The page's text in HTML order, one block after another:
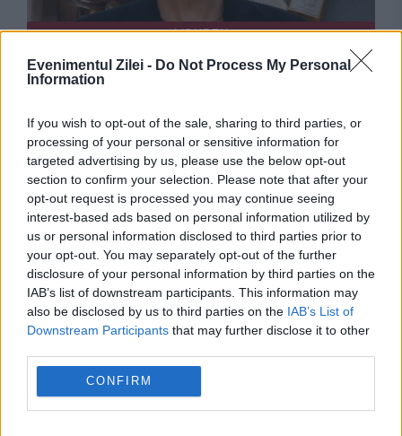
Evenimentul Zilei - Do Not Process My Personal
Information
If you wish to opt-out of the sale, sharing to third parties, or
processing of your personal or sensitive information for
targeted advertising by us, please use the below opt-out
section to confirm your selection. Please note that after your
opt-out request is processed you may continue seeing
interest-based ads based on personal information utilized by
us or personal information disclosed to third parties prior to
your opt-out. You may separately opt-out of the further
disclosure of your personal information by third parties on the
IAB’s list of downstream participants. This information may
also be disclosed by us to third parties on the IAB’s List of
Downstream Participants that may further disclose it to other
CONFIRM
MONDEN
Meghan Markle s-ar fi simțit tratată ca o
întâlnirea cu Regele Charles
POLITICA
PSD cere activarea mecanismului european